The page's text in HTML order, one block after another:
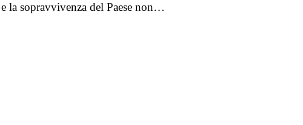
la sopravvivenza del Paese non…